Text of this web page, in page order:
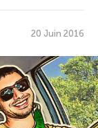
20 Juin 2016